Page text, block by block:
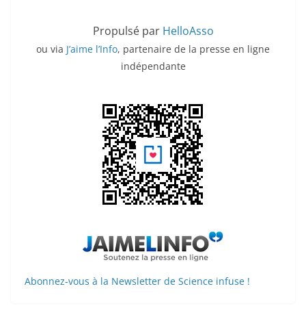
Propulsé par HelloAsso
ou via J’aime l’Info, partenaire de la presse en ligne
indépendante
Abonnez-vous à la Newsletter de Science infuse !